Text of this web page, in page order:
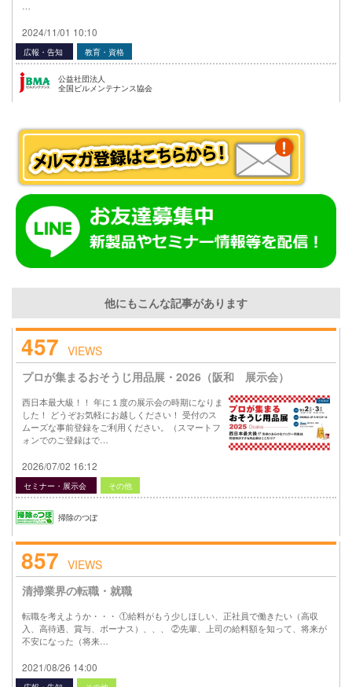
2024/11/01 10:10
広報・告知 教育・資格
公益社団法人
全国ビルメンテナンス協会
他にもこんな記事があります
457 VIEWS
プロが集まるおそうじ用品展・2026（阪和 展示会）
西日本最大級！！ 年に１度の展示会の時期になりま
した！ どうぞお気軽にお越しください！ 受付のス
ムーズな事前登録をご利用ください。（スマートフ
ォンでのご登録はで…
2026/07/02 16:12
セミナー・展示会 その他
掃除のつぼ
857 VIEWS
清掃業界の転職・就職
転職を考えようか・・・ ①給料がもう少しほしい、正社員で働きたい（高収
入、高待遇、賞与、ボーナス）、、、 ②先輩、上司の給料額を知って、将来が
不安になった（将来…
2021/08/26 14:00